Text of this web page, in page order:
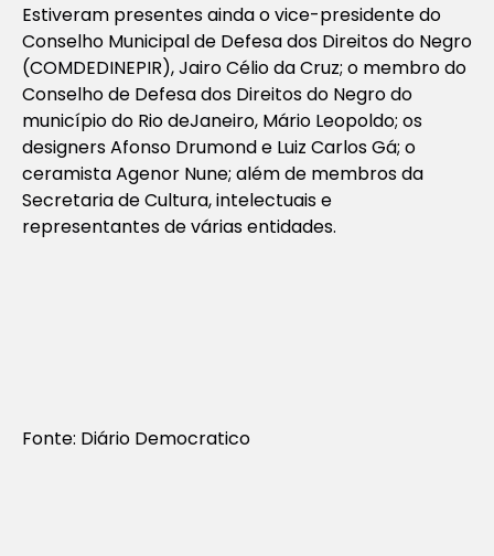
Estiveram presentes ainda o vice-presidente do
Conselho Municipal de Defesa dos Direitos do Negro
(COMDEDINEPIR), Jairo Célio da Cruz; o membro do
Conselho de Defesa dos Direitos do Negro do
município do Rio deJaneiro, Mário Leopoldo; os
designers Afonso Drumond e Luiz Carlos Gá; o
ceramista Agenor Nune; além de membros da
Secretaria de Cultura, intelectuais e
representantes de várias entidades.
Fonte: Diário Democratico